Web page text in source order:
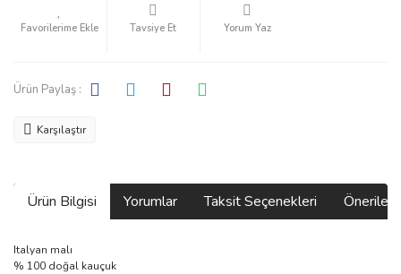
Tavsiye Et Yorum Yaz
Ürün Paylaş :
Karşılaştır
Ürün Bilgisi Yorumlar Taksit Seçenekleri
Italyan malı
% 100 doğal kauçuk